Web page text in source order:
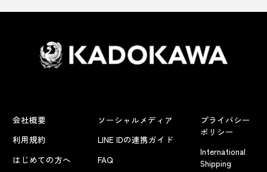
会社概要
利用規約
はじめての方へ
ソーシャルメディア
LINE IDの連携ガイド
FAQ
プライバシー
ポリシー
International
Shipping